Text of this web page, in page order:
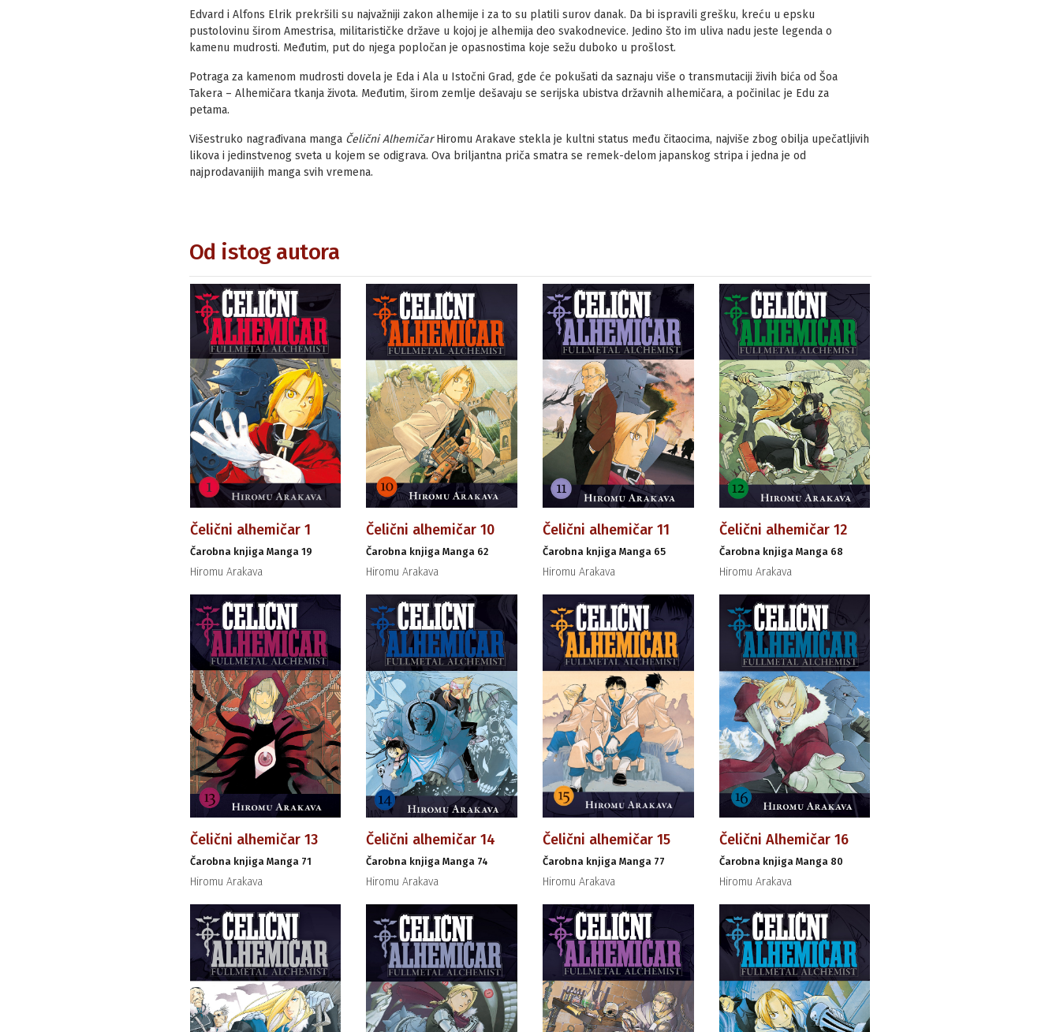
Edvard i Alfons Elrik prekršili su najvažniji zakon alhemije i za to su platili surov danak. Da bi ispravili grešku, kreću u epsku
pustolovinu širom Amestrisa, militarističke države u kojoj je alhemija deo svakodnevice. Jedino što im uliva nadu jeste legenda o
kamenu mudrosti. Međutim, put do njega popločan je opasnostima koje sežu duboko u prošlost.
Potraga za kamenom mudrosti dovela je Eda i Ala u Istočni Grad, gde će pokušati da saznaju više o transmutaciji živih bića od Šoa
Takera – Alhemičara tkanja života. Međutim, širom zemlje dešavaju se serijska ubistva državnih alhemičara, a počinilac je Edu za
petama.
Višestruko nagrađivana manga Čelični AlhemičarHiromu Arakave stekla je kultni status među čitaocima, najviše zbog obilja upečatljivih
likova i jedinstvenog sveta u kojem se odigrava. Ova briljantna priča smatra se remek-delom japanskog stripa i jedna je od
najprodavanijih manga svih vremena.
Od istog autora
Čelični alhemičar 1
Čarobna knjiga Manga 19
Hiromu Arakava
Čelični alhemičar 10
Čarobna knjiga Manga 62
Hiromu Arakava
Čelični alhemičar 11
Čarobna knjiga Manga 65
Hiromu Arakava
Čelični alhemičar 12
Čarobna knjiga Manga 68
Hiromu Arakava
Čelični alhemičar 13
Čarobna knjiga Manga 71
Hiromu Arakava
Čelični alhemičar 14
Čarobna knjiga Manga 74
Hiromu Arakava
Čelični alhemičar 15
Čarobna knjiga Manga 77
Hiromu Arakava
Čelični Alhemičar 16
Čarobna knjiga Manga 80
Hiromu Arakava